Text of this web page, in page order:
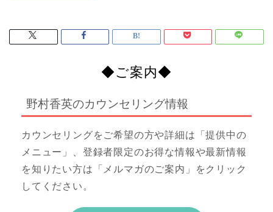
◆ご案内◆
野村香英のカウンセリング情報
カウンセリングをご希望の方や詳細は「提供中の
メニュー」、登録者限定のお得な情報や最新情報
を知りたい方は「メルマガのご案内」をクリック
してください。